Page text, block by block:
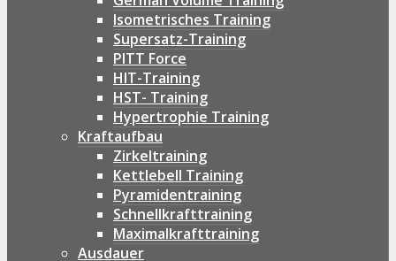
Isometrisches Training
Supersatz-Training
PITT Force
HIT-Training
HST- Training
Hypertrophie Training
Kraftaufbau
Zirkeltraining
Kettlebell Training
Pyramidentraining
Schnellkrafttraining
Maximalkrafttraining
Ausdauer